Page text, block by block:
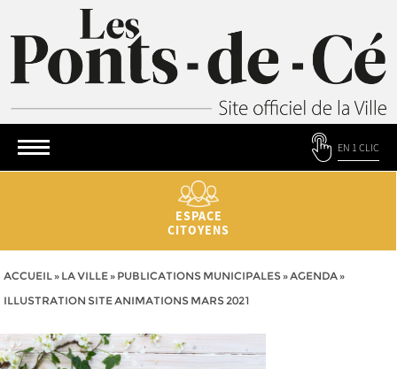
EN 1 CLIC
ESPACE
CITOYENS
ACCUEIL» LA VILLE» PUBLICATIONS MUNICIPALES»AGENDA»
ILLUSTRATION SITE ANIMATIONS MARS 2021